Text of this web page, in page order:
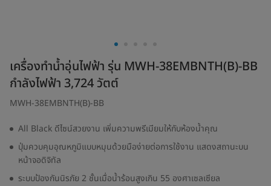
เครื่องทำน้ำอุ่นไฟฟ้า รุ่น MWH-38EMBNTH(B)-BB
กำลังไฟฟ้า 3,724 วัตต์
MWH-38EMBNTH(B)-BB
All Black ดีไซน์สวยงาน เพิ่มความพรีเมียมให้กับห้องน้ำคุณ
ปุ่มควบคุมอุณหภูมิแบบหมุนด้วยมือง่ายต่อการใช้งาน แสดงสถานะบน
หน้าจอดิจิทัล
ระบบป้องกันนิรภัย 2 ชั้นเมื่อน้ำร้อนสูงเกิน 55 องศาเซลเซียล